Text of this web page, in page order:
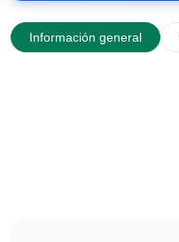
Información general